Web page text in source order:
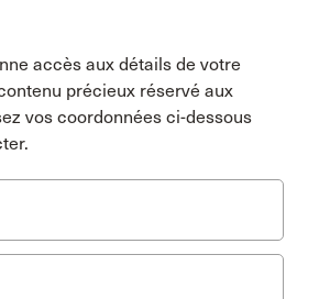
accès aux détails de votre
précieux réservé aux
vos coordonnées ci-dessous